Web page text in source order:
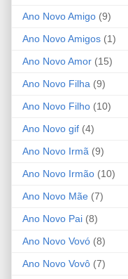
Ano Novo Amigo (9)
Ano Novo Amigos (1)
Ano Novo Amor (15)
Ano Novo Filha (9)
Ano Novo Filho (10)
Ano Novo gif (4)
Ano Novo Irmã (9)
Ano Novo Irmão (10)
Ano Novo Mãe (7)
Ano Novo Pai (8)
Ano Novo Vovó (8)
Ano Novo Vovô (7)